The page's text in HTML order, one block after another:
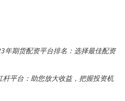
年期货配资平台排名：选择最佳配资
杆平台：助您放大收益，把握投资机